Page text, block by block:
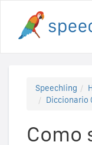
Speechling
Diccionario
Como